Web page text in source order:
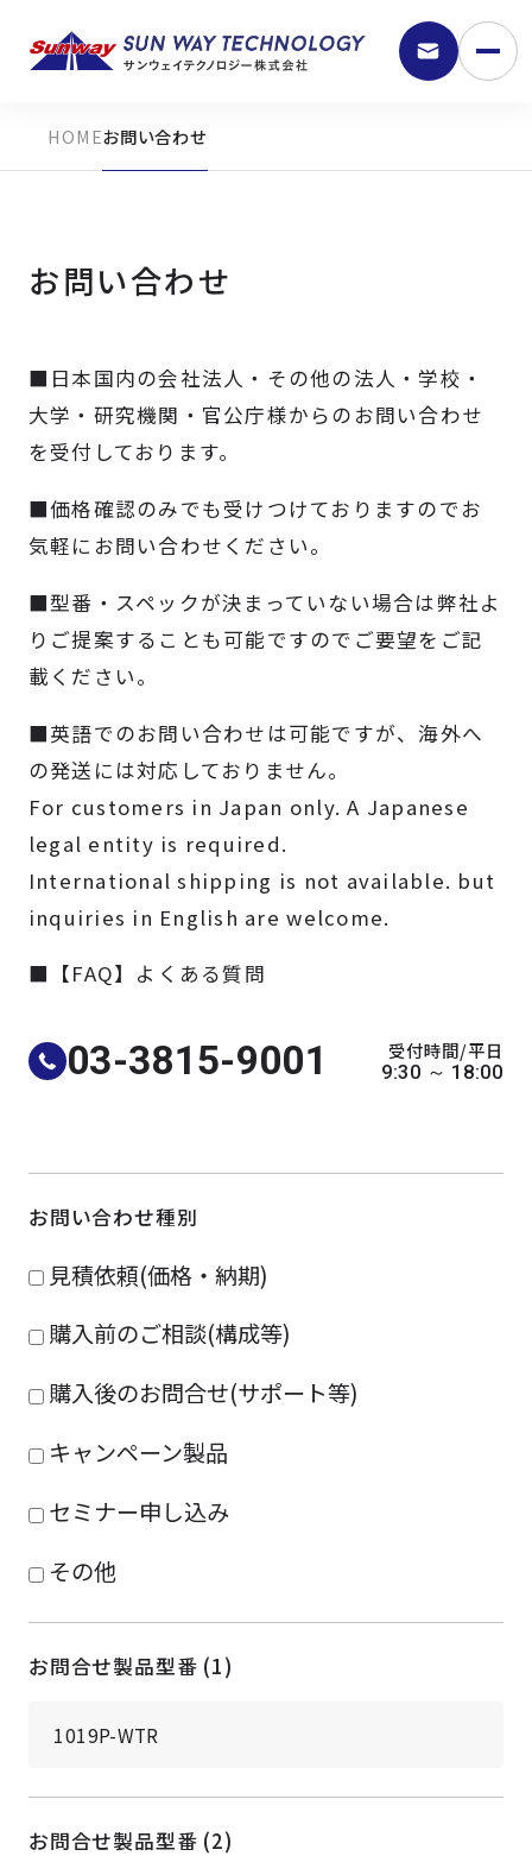
よくある質問
採用情報
製品検索
取扱メーカー
事例
サポート
会社案内
お問い合わせ
お問い合わせ
■日本国内の会社法人・その他の法人・学校・
大学・研究機関・官公庁様からのお問い合わせ
を受付しております。
■価格確認のみでも受けつけておりますのでお
気軽にお問い合わせください。
■型番・スペックが決まっていない場合は弊社よ
りご提案することも可能ですのでご要望をご記
載ください。
■英語でのお問い合わせは可能ですが、海外へ
の発送には対応しておりません。
For customers in Japan only. A Japanese
legal entity is required.
International shipping is not available. but
inquiries in English are welcome.
■【FAQ】よくある質問
03-3815-9001 受付時間/平日
9:30 ～ 18:00
お問い合わせ種別
見積依頼(価格・納期)
購入前のご相談(構成等)
購入後のお問合せ(サポート等)
キャンペーン製品
セミナー申し込み
その他
お問合せ製品型番 (1)
お問合せ製品型番 (2)